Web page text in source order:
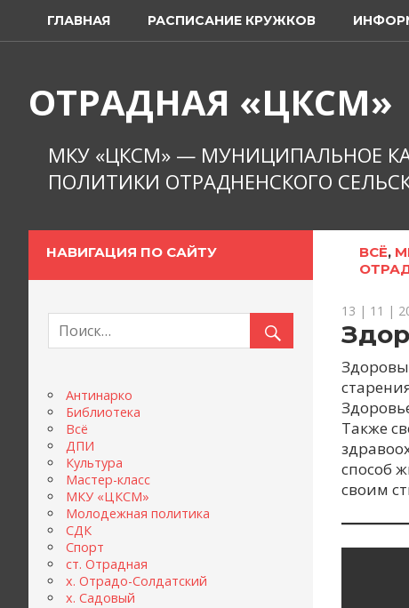
содержимому
ГЛАВНАЯ РАСПИСАНИЕ КРУЖКОВ
ОТРАДНАЯ «ЦКСМ»
МКУ «ЦКСМ» — МУНИЦИПАЛЬНОЕ
ПОЛИТИКИ ОТРАДНЕНСКОГО
ВСЁ,
13 | 11 |
Также
способ
своим
НАВИГАЦИЯ ПО САЙТУ
Антинарко
Библиотека
Всё
ДПИ
Культура
Мастер-класс
МКУ «ЦКСМ»
Молодежная политика
СДК
Спорт
ст. Отрадная
х. Отрадо-Солдатский
х. Садовый